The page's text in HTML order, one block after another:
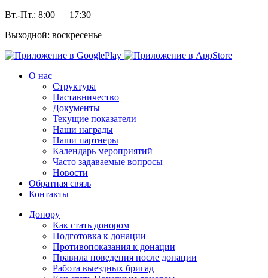
Вт.-Пт.: 8:00 — 17:30
Выходной: воскресенье
О нас
Структура
Наставничество
Документы
Текущие показатели
Наши награды
Наши партнеры
Календарь мероприятий
Часто задаваемые вопросы
Новости
Обратная связь
Контакты
Донору
Как стать донором
Подготовка к донации
Противопоказания к донации
Правила поведения после донации
Работа выездных бригад